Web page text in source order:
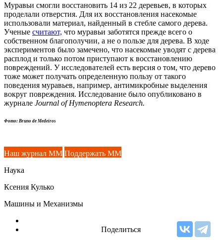
Муравьи смогли восстановить 14 из 22 деревьев, в которых
проделали отверстия. Для их восстановления насекомые
использовали материал, найденный в стебле самого дерева.
Ученые считают, что муравьи заботятся прежде всего о
собственном благополучии, а не о пользе для дерева. В ходе
экспериментов было замечено, что насекомые уводят с дерева
расплод и только потом приступают к восстановлению
повреждений. У исследователей есть версия о том, что дерево
тоже может получать определенную пользу от такого
поведения муравьев, например, антимикробные выделения
вокруг повреждения. Исследование было опубликовано в
журнале Journal of Hymenoptera Research.
Фото: Bruno de Medeiros
Наш журнал ММ Поддержать ММ
Наука
Ксения Кулько
Машины и Механизмы
Поделиться